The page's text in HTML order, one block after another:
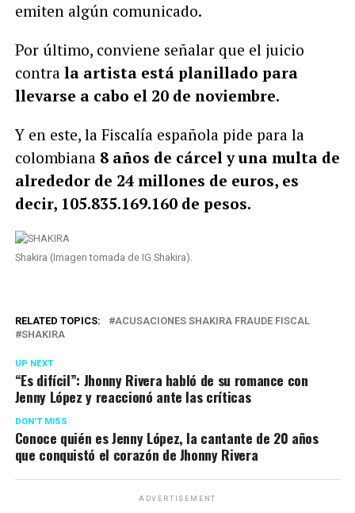
emiten algún comunicado.
Por último, conviene señalar que el juicio
contrala artista está planillado para
llevarse a cabo el 20 de noviembre.
Y en este, la Fiscalía española pide para la
colombiana 8 años de cárcel y una multa de
alrededor de 24 millones de euros, es
decir, 105.835.169.160 de pesos.
Shakira (Imagen tomada de IG Shakira).
RELATED TOPICS:
ACUSACIONES SHAKIRA FRAUDE FISCAL
SHAKIRA
UP NEXT
“Es difícil”: Jhonny Rivera habló de su romance con
Jenny López y reaccionó ante las críticas
DON'T MISS
Conoce quién es Jenny López, la cantante de 20 años
que conquistó el corazón de Jhonny Rivera
ADVERTISEMENT